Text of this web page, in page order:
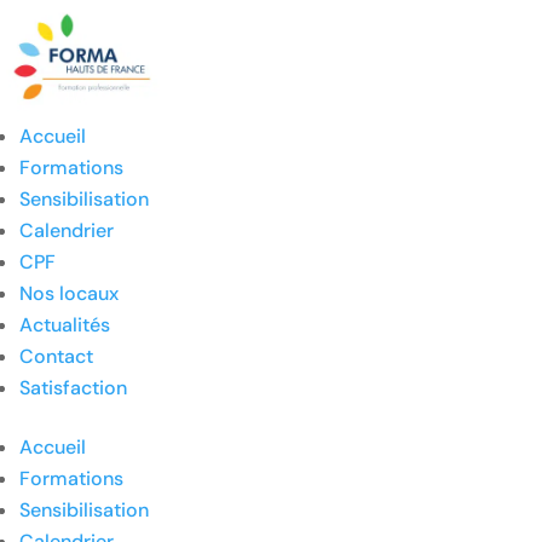
Accueil
Formations
Sensibilisation
Calendrier
CPF
Nos locaux
Actualités
Contact
Satisfaction
Accueil
Formations
Sensibilisation